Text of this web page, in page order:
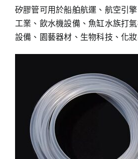
矽膠管可用於船舶航運、航空引
工業、飲水機設備、魚缸水族打
設備、園藝器材、生物科技、化妝